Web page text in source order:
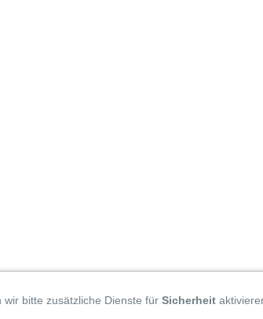
wir bitte zusätzliche Dienste für Sicherheit